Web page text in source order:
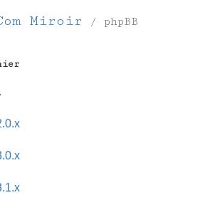
Miroir / phpBB